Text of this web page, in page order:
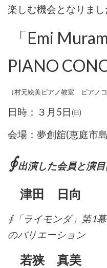
楽しむ機会となりまし
「Emi
PIANO
（村元絵美ピアノ教室 ピアノ
日時：３月5日㈰
会場：夢創舘(恵庭市
∮出演した会員と演
津田 日向
∮「ライモンダ」第1
のバリエーション
若狭 真美